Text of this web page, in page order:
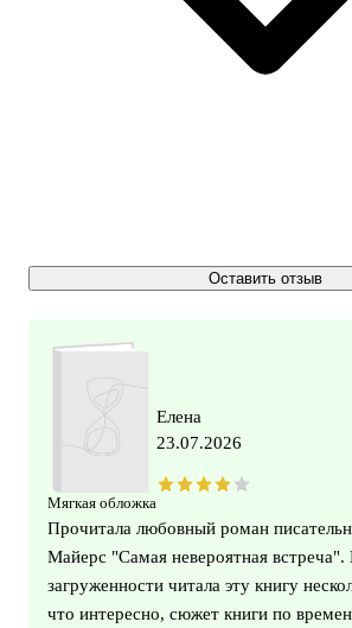
Оставить отзыв
Мягкая обложка
Елена
23.07.2026
Прочитала любовный роман
Майерс "Самая невероятная встреча".
загруженности читала эту книгу
что интересно, сюжет книги по